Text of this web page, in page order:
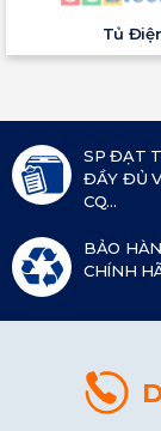
Tủ
SP ĐẠT
ĐẦY ĐỦ
CQ...
BẢO
CHÍNH